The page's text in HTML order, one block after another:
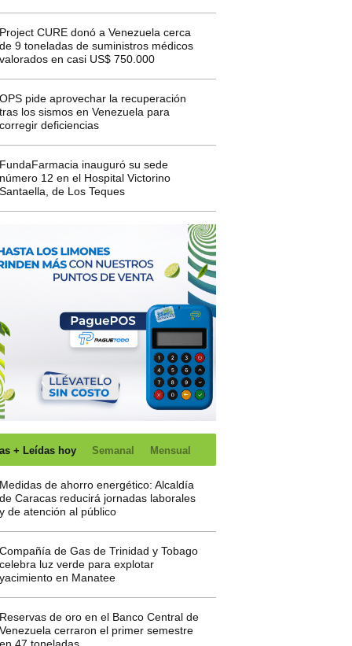
CURE donó a Venezuela cerca
9 toneladas de suministros médicos
en casi US$ 750.000
pide aprovechar la recuperación
los sismos en Venezuela para
deficiencias
inauguró su sede
12 en el Hospital Victorino
de Los Teques
+ Leídas hoy Semanal Mensual
de ahorro energético: Alcaldía
Caracas reducirá jornadas laborales
de atención al público
de Gas de Trinidad y Tobago
luz verde para explotar
en Manatee
de oro en el Banco Central de
cerraron el primer semestre